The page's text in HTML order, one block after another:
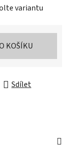
variantu
KOŠÍKU
Sdílet